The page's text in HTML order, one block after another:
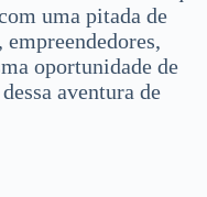
uma pitada de
oportunidade de
aventura de